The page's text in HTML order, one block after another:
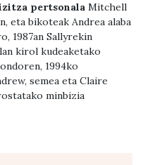
pertsonala Mitchell
eta bikoteak Andrea alaba
1987an Sallyrekin
kirol kudeaketako
1994ko
semea eta Claire
minbizia